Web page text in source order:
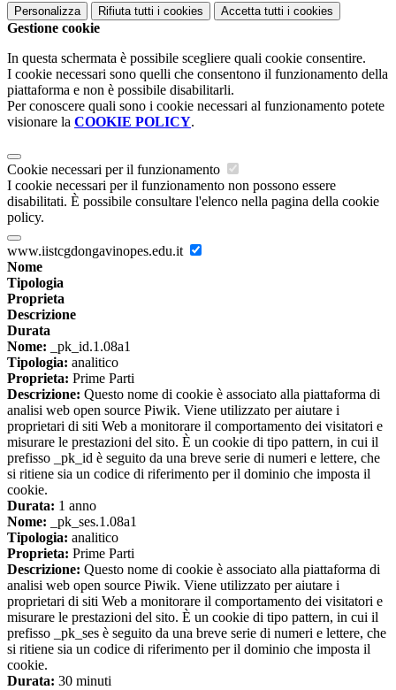
Personalizza Rifiuta tutti i cookies Accetta tutti i cookies
Gestione cookie
In questa schermata è possibile scegliere quali cookie consentire.
I cookie necessari sono quelli che consentono il funzionamento della
piattaforma e non è possibile disabilitarli.
Per conoscere quali sono i cookie necessari al funzionamento potete
visionare la COOKIE POLICY.
Cookie necessari per il funzionamento
I cookie necessari per il funzionamento non possono essere
disabilitati. È possibile consultare l'elenco nella pagina della cookie
policy.
www.iistcgdongavinopes.edu.it
Nome
Tipologia
Proprieta
Descrizione
Durata
Nome: _pk_id.1.08a1
Tipologia: analitico
Proprieta: Prime Parti
Descrizione: Questo nome di cookie è associato alla piattaforma di
analisi web open source Piwik. Viene utilizzato per aiutare i
proprietari di siti Web a monitorare il comportamento dei visitatori e
misurare le prestazioni del sito. È un cookie di tipo pattern, in cui il
prefisso _pk_id è seguito da una breve serie di numeri e lettere, che
si ritiene sia un codice di riferimento per il dominio che imposta il
cookie.
Durata: 1 anno
Nome: _pk_ses.1.08a1
Tipologia: analitico
Proprieta: Prime Parti
Descrizione: Questo nome di cookie è associato alla piattaforma di
analisi web open source Piwik. Viene utilizzato per aiutare i
proprietari di siti Web a monitorare il comportamento dei visitatori e
misurare le prestazioni del sito. È un cookie di tipo pattern, in cui il
prefisso _pk_ses è seguito da una breve serie di numeri e lettere, che
si ritiene sia un codice di riferimento per il dominio che imposta il
cookie.
Durata: 30 minuti